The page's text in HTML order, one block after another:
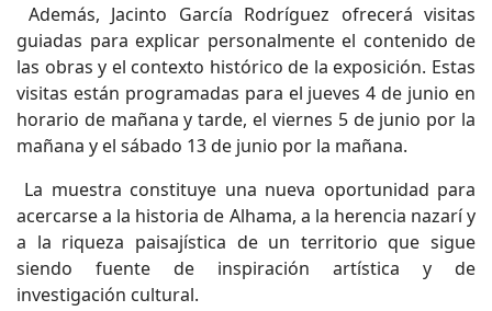
Además, Jacinto García Rodríguez ofrecerá visitas
guiadas para explicar personalmente el contenido de
las obras y el contexto histórico de la exposición. Estas
visitas están programadas para el jueves 4 de junio en
horario de mañana y tarde, el viernes 5 de junio por la
mañana y el sábado 13 de junio por la mañana.
La muestra constituye una nueva oportunidad para
acercarse a la historia de Alhama, a la herencia nazarí y
a la riqueza paisajística de un territorio que sigue
siendo fuente de inspiración artística y de
investigación cultural.